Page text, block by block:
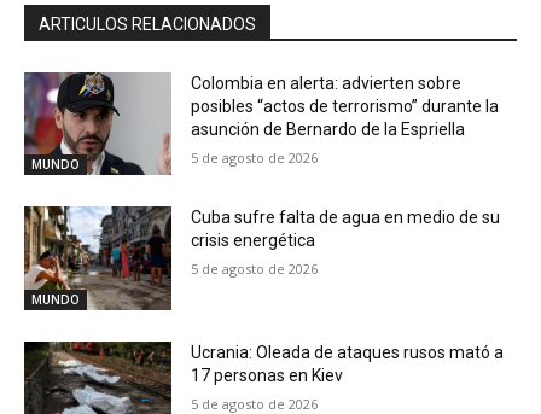
ARTICULOS RELACIONADOS
MUNDO
Colombia en alerta: advierten sobre
posibles “actos de terrorismo” durante la
asunción de Bernardo de la Espriella
5 de agosto de 2026
MUNDO
Cuba sufre falta de agua en medio de su
crisis energética
5 de agosto de 2026
Ucrania: Oleada de ataques rusos mató a
17 personas en Kiev
5 de agosto de 2026